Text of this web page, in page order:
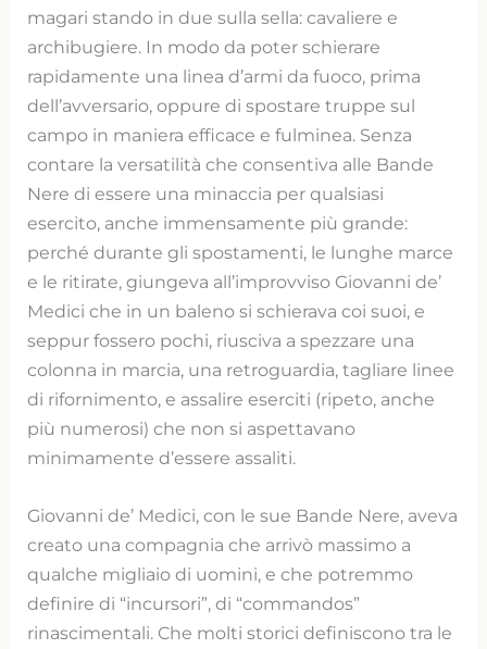
magari stando in due sulla sella: cavaliere e
archibugiere. In modo da poter schierare
rapidamente una linea d’armi da fuoco, prima
dell’avversario, oppure di spostare truppe sul
campo in maniera efficace e fulminea. Senza
contare la versatilità che consentiva alle Bande
Nere di essere una minaccia per qualsiasi
esercito, anche immensamente più grande:
perché durante gli spostamenti, le lunghe marce
e le ritirate, giungeva all’improvviso Giovanni de’
Medici che in un baleno si schierava coi suoi, e
seppur fossero pochi, riusciva a spezzare una
colonna in marcia, una retroguardia, tagliare linee
di rifornimento, e assalire eserciti (ripeto, anche
più numerosi) che non si aspettavano
minimamente d’essere assaliti.
Giovanni de’ Medici, con le sue Bande Nere, aveva
creato una compagnia che arrivò massimo a
qualche migliaio di uomini, e che potremmo
definire di “incursori”, di “commandos”
rinascimentali. Che molti storici definiscono tra le